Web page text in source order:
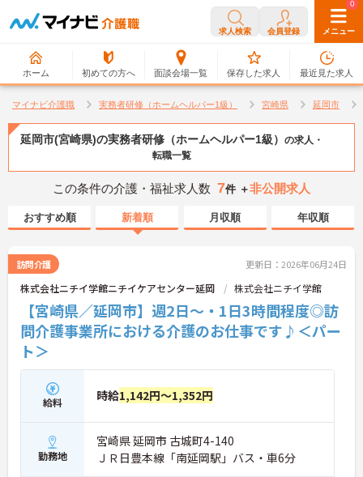
求人検索 会員登録 メニュー
ホーム 初めての方へ 面談会場一覧
0
保存した求人
0
最近見た求人
マイナビ介護職 実務者研修（ホームヘルパー1級） 宮崎県 延岡市
延岡市(宮崎県)の実務者研修（ホームヘルパー1級） の求人・
転職一覧
この条件の介護・福祉求人数 7件 ＋非公開求人
おすすめ順 新着順 月収順 年収順
訪問介護 更新日：2026年06月24日
株式会社ニチイ学館ニチイケアセンター延岡 株式会社ニチイ学館
【宮崎県／延岡市】週2日～・1日3時間程度◎訪
問介護事業所における介護のお仕事です♪＜パー
ト＞
給料 時給1,142円～1,352円
勤務地
宮崎県 延岡市 古城町4-140
ＪＲ日豊本線「南延岡駅」バス・車6分